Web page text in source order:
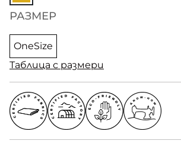
РАЗМЕР
OneSize
Таблица с размери